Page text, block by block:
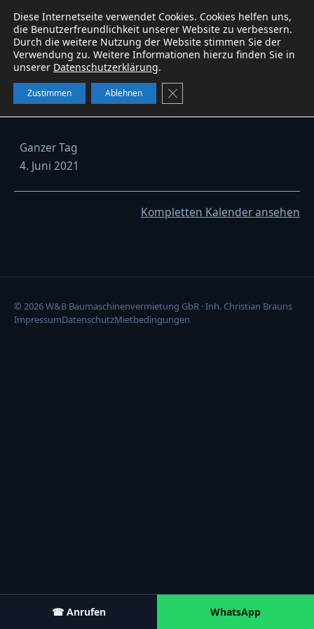
W&BBaumaschinenservice WhatsApp
Kubota KX41-3V Vermietet
KX41-
3V
Ganzer Tag
4. Juni 2021
Kompletten Kalender ansehen
© 2026 W&B Baumaschinenvermietung GbR · Inh. Christian Brauns
ImpressumDatenschutzMietbedingungen
☎ Anrufen WhatsApp
Diese Internetseite verwendet Cookies. Cookies helfen uns,
die Benutzerfreundlichkeit unserer Website zu verbessern.
Durch die weitere Nutzung der Website stimmen Sie der
Verwendung zu. Weitere Informationen hierzu finden Sie in
unserer Datenschutzerklärung.
Zustimmen Ablehnen GDPR Cookie-Banner